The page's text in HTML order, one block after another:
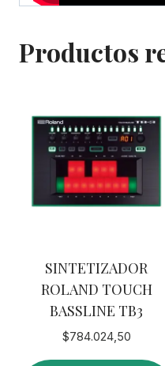
Productos
SINTETIZADOR
ROLAND TOUCH
BASSLINE TB3
$784.024,50